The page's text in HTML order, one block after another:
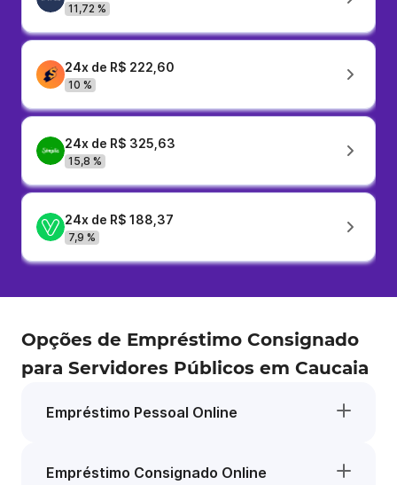
11,72 %
24x de R$ 222,60
10 %
24x de R$ 325,63
15,8 %
24x de R$ 188,37
7,9 %
Opções de Empréstimo Consignado
para Servidores Públicos em Caucaia
Empréstimo Pessoal Online
Empréstimo Consignado Online